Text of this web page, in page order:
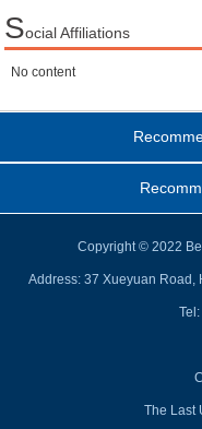
Social Affiliations
No content
Copyright © 2022
Address: 37 Xueyuan Road,
The Last